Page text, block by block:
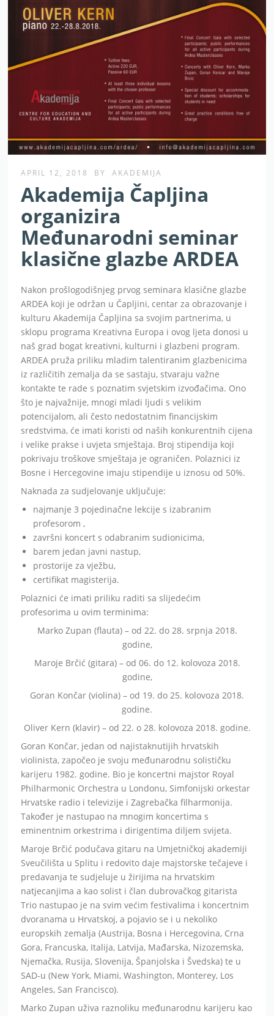
APRIL 12, 2018 BY AKADEMIJA
Akademija Čapljina
organizira
Međunarodni seminar
klasične glazbe ARDEA
Nakon prošlogodišnjeg prvog seminara klasične glazbe
ARDEA koji je održan u Čapljini, centar za obrazovanje i
kulturu Akademija Čapljina sa svojim partnerima, u
sklopu programa Kreativna Europa i ovog ljeta donosi u
naš grad bogat kreativni, kulturni i glazbeni program.
ARDEA pruža priliku mladim talentiranim glazbenicima
iz različitih zemalja da se sastaju, stvaraju važne
kontakte te rade s poznatim svjetskim izvođačima. Ono
što je najvažnije, mnogi mladi ljudi s velikim
potencijalom, ali često nedostatnim financijskim
sredstvima, će imati koristi od naših konkurentnih cijena
i velike prakse i uvjeta smještaja. Broj stipendija koji
pokrivaju troškove smještaja je ograničen. Polaznici iz
Bosne i Hercegovine imaju stipendije u iznosu od 50%.
Naknada za sudjelovanje uključuje:
najmanje 3 pojedinačne lekcije s izabranim
profesorom ,
završni koncert s odabranim sudionicima,
barem jedan javni nastup,
prostorije za vježbu,
certifikat magisterija.
Polaznici će imati priliku raditi sa slijedećim
profesorima u ovim terminima:
Marko Zupan (flauta) – od 22. do 28. srpnja 2018.
godine,
Maroje Brčić (gitara) – od 06. do 12. kolovoza 2018.
godine,
Goran Končar (violina) – od 19. do 25. kolovoza 2018.
godine.
Oliver Kern (klavir) – od 22. o 28. kolovoza 2018. godine.
Goran Končar, jedan od najistaknutijih hrvatskih
violinista, započeo je svoju međunarodnu solističku
karijeru 1982. godine. Bio je koncertni majstor Royal
Philharmonic Orchestra u Londonu, Simfonijski orkestar
Hrvatske radio i televizije i Zagrebačka filharmonija.
Također je nastupao na mnogim koncertima s
eminentnim orkestrima i dirigentima diljem svijeta.
Maroje Brčić podučava gitaru na Umjetničkoj akademiji
Sveučilišta u Splitu i redovito daje majstorske tečajeve i
predavanja te sudjeluje u žirijima na hrvatskim
natjecanjima a kao solist i član dubrovačkog gitarista
Trio nastupao je na svim većim festivalima i koncertnim
dvoranama u Hrvatskoj, a pojavio se i u nekoliko
europskih zemalja (Austrija, Bosna i Hercegovina, Crna
Gora, Francuska, Italija, Latvija, Mađarska, Nizozemska,
Njemačka, Rusija, Slovenija, Španjolska i Švedska) te u
SAD-u (New York, Miami, Washington, Monterey, Los
Angeles, San Francisco).
Marko Zupan uživa raznoliku međunarodnu karijeru kao